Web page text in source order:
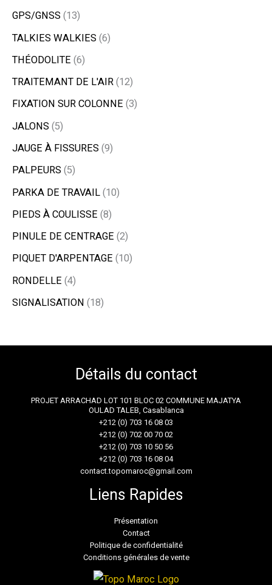
GPS/GNSS 13
TALKIES WALKIES 6
THÉODOLITE 6
TRAITEMANT DE L'AIR 12
FIXATION SUR COLONNE 3
JALONS 5
JAUGE À FISSURES 9
PALPEURS 5
PARKA DE TRAVAIL 10
PIEDS À COULISSE 8
PINULE DE CENTRAGE 2
PIQUET D'ARPENTAGE 10
RONDELLE 4
SIGNALISATION 18
Détails du contact
PROJET ARRACHAD LOT 101 BLOC 02 COMMUNE MAJATYA
OULAD TALEB, Casablanca
+212 (0) 703 16 08 03
+212 (0) 702 00 70 02
+212 (0) 703 10 50 56
+212 (0) 703 16 08 04
contact.topomaroc@gmail.com
Liens Rapides
Présentation
Contact
Politique de confidentialité
Conditions générales de vente